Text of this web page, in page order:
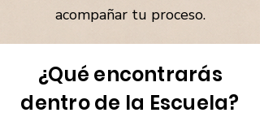
acompañar tu proceso.
¿Qué encontrarás
dentro de la Escuela?